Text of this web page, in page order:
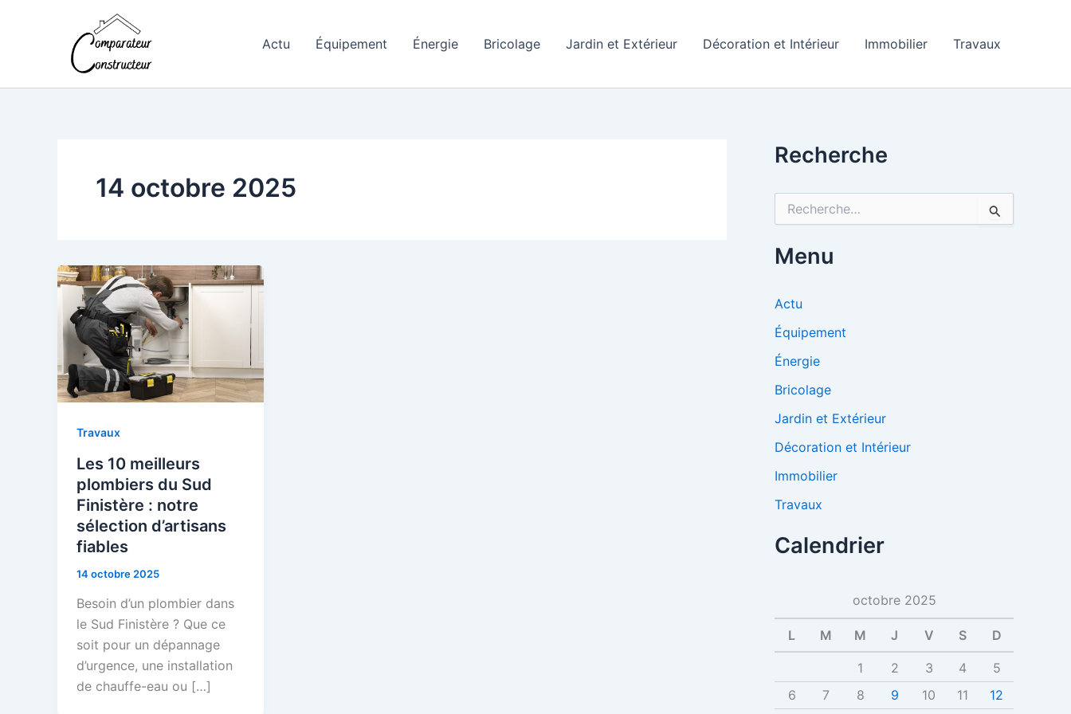
Actu Équipement Énergie Bricolage Jardin et Extérieur Décoration et Intérieur Immobilier Travaux
14 octobre 2025
Travaux
Les 10 meilleurs
plombiers du Sud
Finistère : notre
sélection d’artisans
fiables
14 octobre 2025
Besoin d’un plombier dans
le Sud Finistère ? Que ce
soit pour un dépannage
d’urgence, une installation
de chauffe-eau ou […]
Recherche
h
e
h
e
Menu
Actu
Équipement
Énergie
Bricolage
Jardin et Extérieur
Décoration et Intérieur
Immobilier
Travaux
Calendrier
octobre 2025
L M M J V S D
1 2 3 4
5
6
7 8 9 10 11 12